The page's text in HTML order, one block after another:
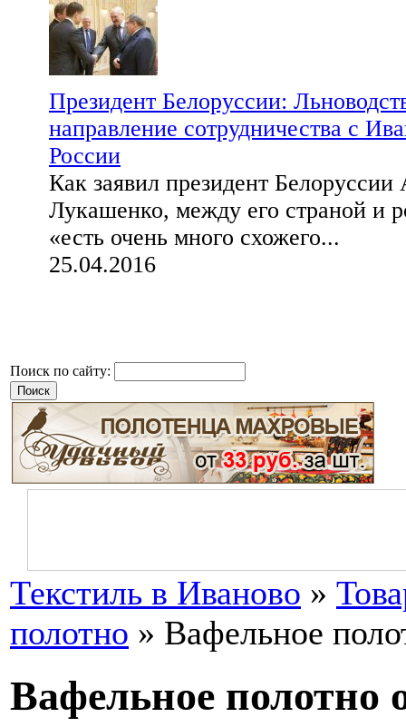
Президент Белоруссии:
направление сотрудничества с
России
Как заявил президент Белоруссии
Лукашенко, между его страной и
«есть очень много схожего...
25.04.2016
Поиск по сайту:
Текстиль в Иваново »
полотно » Вафельное
Вафельное полотно